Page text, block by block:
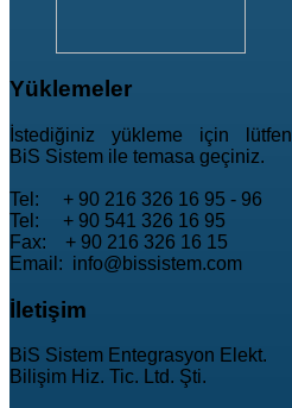
Yüklemeler
İstediğiniz yükleme için lütfen
BiS Sistem ile temasa geçiniz.
Tel: + 90 216 326 16 95 - 96
Tel: + 90 541 326 16 95
Fax: + 90 216 326 16 15
Email: info@bissistem.com
İletişim
BiS Sistem Entegrasyon Elekt.
Bilişim Hiz. Tic. Ltd. Şti.